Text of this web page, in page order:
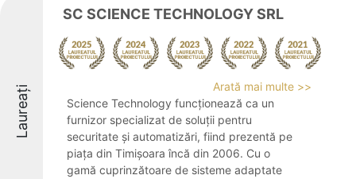
Laureați
SC SCIENCE TECHNOLOGY SRL
Arată mai multe >>
Science Technology funcționează ca un
furnizor specializat de soluții pentru
securitate și automatizări, fiind prezentă pe
piața din Timișoara încă din 2006. Cu o
gamă cuprinzătoare de sisteme adaptate